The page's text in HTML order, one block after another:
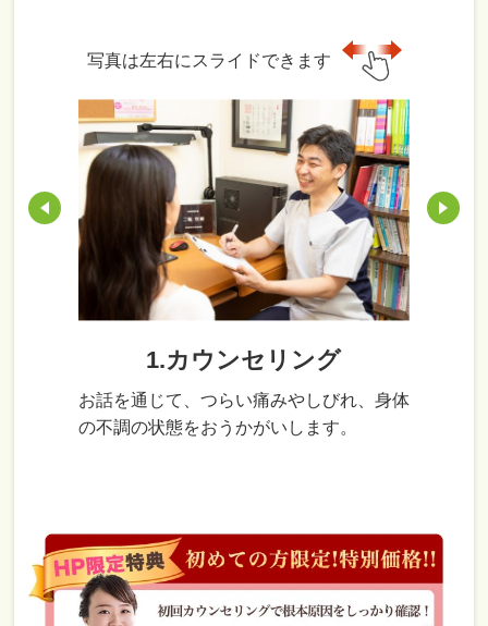
写真は左右にスライドできます
1.カウンセリング
お話を通じて、つらい痛みやしびれ、身体
の不調の状態をおうかがいします。